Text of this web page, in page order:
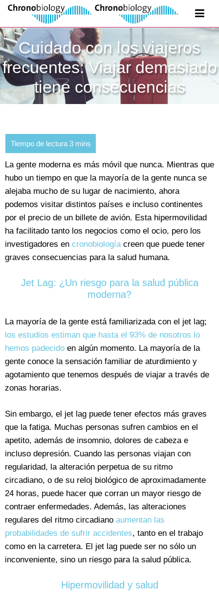
Cuidado con los viajeros
frecuentes: Viajar demasiado
tiene consecuencias
La gente moderna es más móvil que nunca. Mientras que
hubo un tiempo en que la mayoría de la gente nunca se
alejaba mucho de su lugar de nacimiento, ahora
podemos visitar distintos países e incluso continentes
por el precio de un billete de avión. Esta hipermovilidad
ha facilitado tanto los negocios como el ocio, pero los
investigadores en cronobiologíacreen que puede tener
graves consecuencias para la salud humana.
Jet Lag: ¿Un riesgo para la salud pública
moderna?
La mayoría de la gente está familiarizada con el jet lag;
los estudios estiman que hasta el 93% de nosotros lo
hemos padecido en algún momento. La mayoría de la
gente conoce la sensación familiar de aturdimiento y
agotamiento que tenemos después de viajar a través de
zonas horarias.
Sin embargo, el jet lag puede tener efectos más graves
que la fatiga. Muchas personas sufren cambios en el
apetito, además de insomnio, dolores de cabeza e
incluso depresión. Cuando las personas viajan con
regularidad, la alteración perpetua de su ritmo
circadiano, o de su reloj biológico de aproximadamente
24 horas, puede hacer que corran un mayor riesgo de
contraer enfermedades. Además, las alteraciones
regulares del ritmo circadiano aumentan las
probabilidades de sufrir accidentes, tanto en el trabajo
como en la carretera. El jet lag puede ser no sólo un
inconveniente, sino un riesgo para la salud pública.
Hipermovilidad y salud